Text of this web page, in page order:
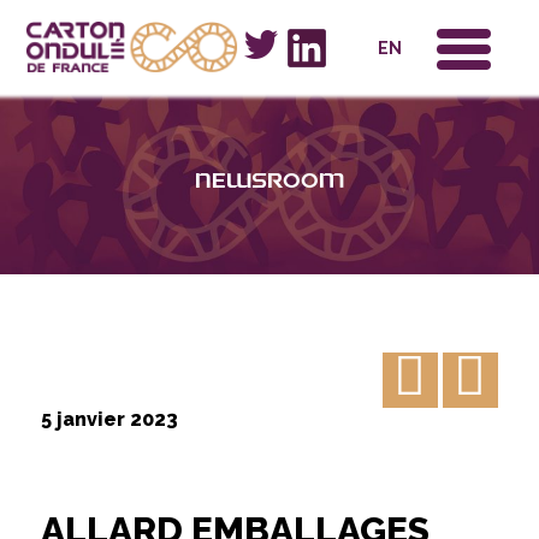
EN
Newsroom
5 janvier 2023
ALLARD EMBALLAGES